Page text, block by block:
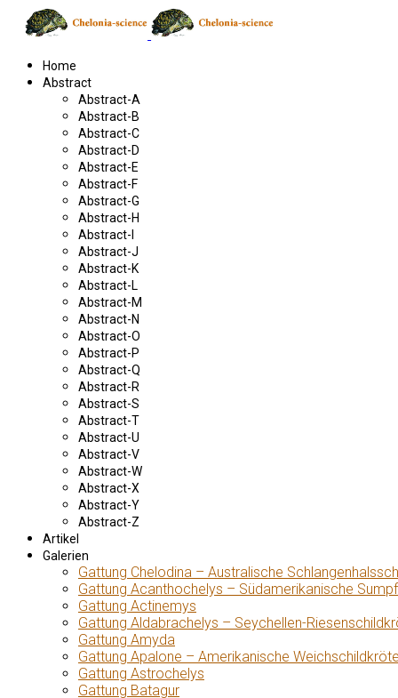
Home
Abstract
Abstract-A
Abstract-B
Abstract-C
Abstract-D
Abstract-E
Abstract-F
Abstract-G
Abstract-H
Abstract-I
Abstract-J
Abstract-K
Abstract-L
Abstract-M
Abstract-N
Abstract-O
Abstract-P
Abstract-Q
Abstract-R
Abstract-S
Abstract-T
Abstract-U
Abstract-V
Abstract-W
Abstract-X
Abstract-Y
Abstract-Z
Artikel
Galerien
Gattung Chelodina – Australische
Gattung Acanthochelys – Südamerikanische
Gattung Actinemys
Gattung Aldabrachelys – Seychellen-
Gattung Amyda
Gattung Apalone – Amerikanische
Gattung Astrochelys
Gattung Batagur